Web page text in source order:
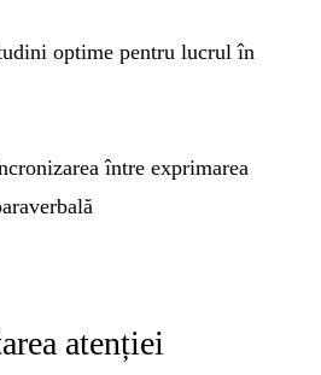
optime pentru lucrul în
între exprimarea
atenției